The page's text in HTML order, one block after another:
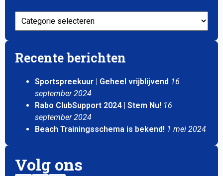
Categorieën
Recente berichten
Sportspreekuur | Geheel vrijblijvend 16
september 2024
Rabo ClubSupport 2024 | Stem Nu! 16
september 2024
Beach Trainingsschema is bekend! 1 mei 2024
Volg ons